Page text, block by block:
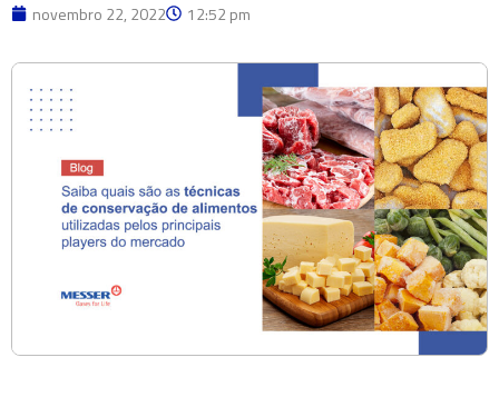
novembro 22, 2022 12:52 pm